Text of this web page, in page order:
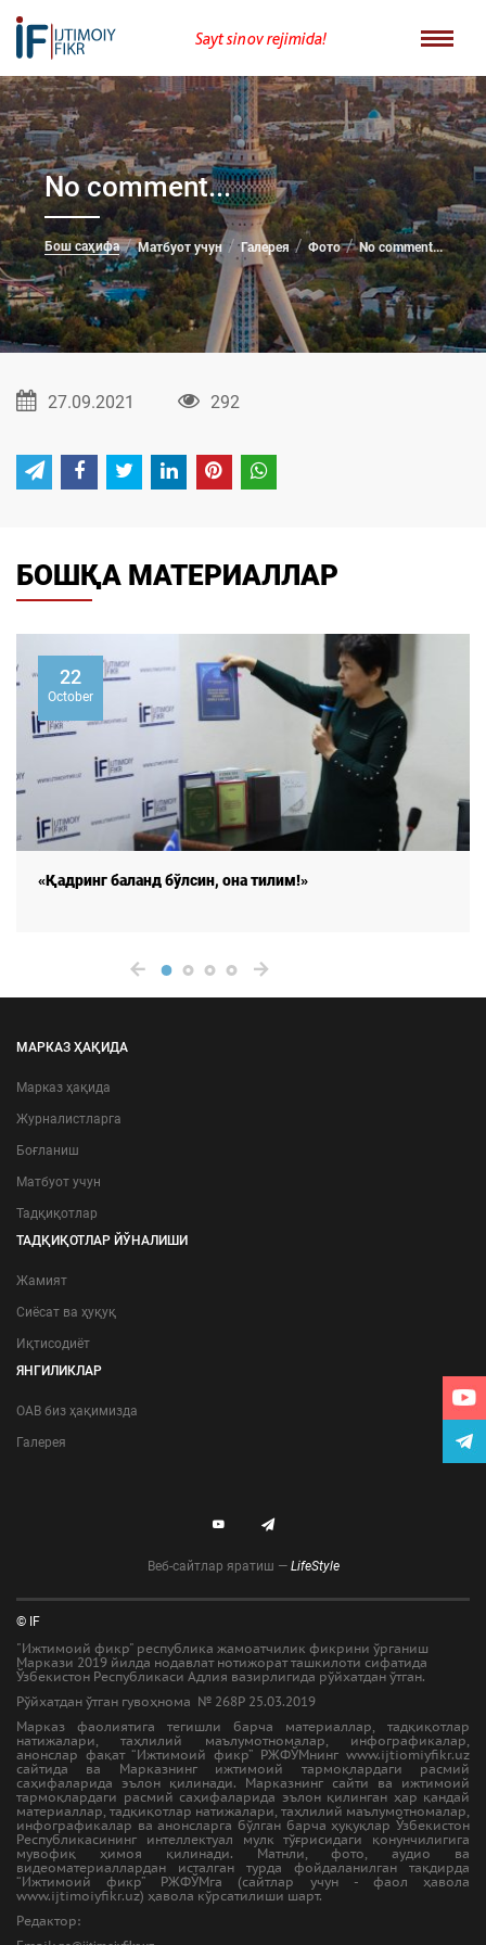
Sayt sinov rejimida!
No comment...
Бош саҳифа Матбуот учун Галерея Фото No comment...
27.09.2021 292
БОШҚА МАТЕРИАЛЛАР
22
October
«Қадринг баланд бўлсин, она тилим!»
МАРКАЗ ҲАҚИДА
Марказ ҳақида
Журналистларга
Боғланиш
Матбуот учун
Тадқиқотлар
ТАДҚИҚОТЛАР ЙЎНАЛИШИ
Жамият
Сиёсат ва ҳуқуқ
Иқтисодиёт
ЯНГИЛИКЛАР
ОАВ биз ҳақимизда
Галерея
Веб-сайтлар яратиш — LifeStyle
© IF
"Ижтимоий фикр" республика жамоатчилик фикрини ўрганиш
Маркази 2019 йилда нодавлат нотижорат ташкилоти сифатида
Ўзбекистон Республикаси Адлия вазирлигида рўйхатдан ўтган.
Рўйхатдан ўтган гувоҳнома № 268Р 25.03.2019
Марказ фаолиятига тегишли барча материаллар, тадқиқотлар
натижалари, таҳлилий маълумотномалар, инфографикалар,
анонслар фақат “Ижтимоий фикр” РЖФЎМнинг www.ijtiomiyfikr.uz
сайтида ва Марказнинг ижтимоий тармоқлардаги расмий
саҳифаларида эълон қилинади. Марказнинг сайти ва ижтимоий
тармоқлардаги расмий саҳифаларида эълон қилинган ҳар қандай
материаллар, тадқиқотлар натижалари, таҳлилий маълумотномалар,
инфографикалар ва анонсларга бўлган барча ҳуқуқлар Ўзбекистон
Республикасининг интеллектуал мулк тўғрисидаги қонунчилигига
мувофиқ ҳимоя қилинади. Матнли, фото, аудио ва
видеоматериаллардан исталган турда фойдаланилган тақдирда
“Ижтимоий фикр” РЖФЎМга (сайтлар учун - фаол ҳавола
www.ijtimoiyfikr.uz) ҳавола кўрсатилиши шарт.
Редактор: